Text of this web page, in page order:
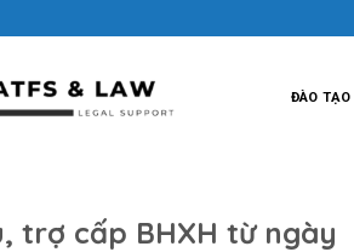
ĐÀO TẠO
trợ cấp BHXH từ ngày